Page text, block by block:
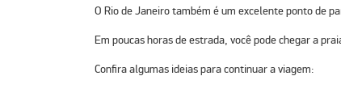
O Rio de Janeiro também é um excelente ponto de
Em poucas horas de estrada, você pode chegar a
Confira algumas ideias para continuar a viagem: